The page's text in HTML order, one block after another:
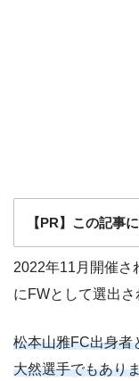
【PR】この記事
2022年11月開催さ
にFWとして選出さ
松本山雅FC出身者
大然選手でもあり